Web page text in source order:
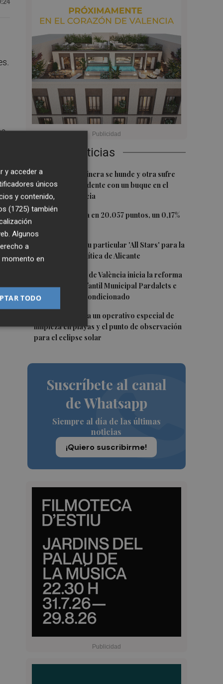
Últimas Noticias
1Una batea clochinera se hunde y otra sufre
daños en un incidente con un buque en el
puerto de Valencia
2El Ibex 35 cierra en 20.057 puntos, un 0,17%
3
El PSPV ultima su particular 'All Stars' para la
Conferencia Política de Alicante
El Ayuntamiento de València inicia la reforma
de la Escuela Infantil Municipal Pardalets e
instalará aire acondicionado
València prepara un operativo especial de
limpieza en playas y el punto de observación
para el eclipse solar
Suscríbete al canal
de Whatsapp
Siempre al día de las últimas
noticias
¡Quiero suscribirme!
y acceder a
únicos
y contenido,
(1725) también
Algunos
a
momento en
TODO